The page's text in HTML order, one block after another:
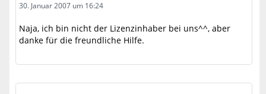
30. Januar 2007 um 16:24
Naja, ich bin nicht der Lizenzinhaber bei uns^^, aber
danke für die freundliche Hilfe.